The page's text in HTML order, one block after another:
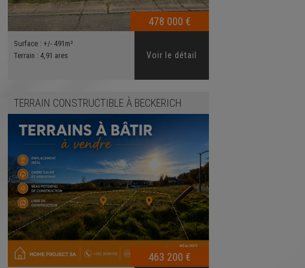
Surface : +/- 491m²
Terrain :4,91 ares
478 000 €
Voir le détail
TERRAIN CONSTRUCTIBLE À BECKERICH
463 200 €